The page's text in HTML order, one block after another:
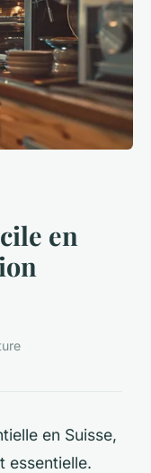
en
en Suisse,
essentielle.